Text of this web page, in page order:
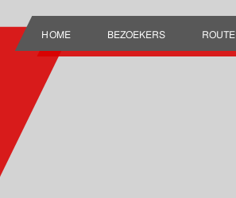
HOME BEZOEKERS ROUTE